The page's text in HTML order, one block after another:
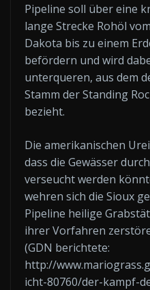
Pipeline soll über eine
lange Strecke Rohöl
Dakota bis zu einem
befördern und wird
unterqueren, aus dem
Stamm der Standing
bezieht.
Die amerikanischen
dass die Gewässer
verseucht werden
wehren sich die Sioux
Pipeline heilige
ihrer Vorfahren
(GDN berichtete:
http://
icht-80760/der-kampf-